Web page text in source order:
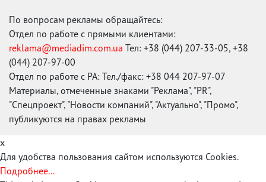
По вопросам рекламы обращайтесь:
Отдел по работе с прямыми клиентами:
reklama@mediadim.com.ua Тел: +38 (044) 207-33-05, +38
(044) 207-97-00
Отдел по работе с РА: Тел./факс: +38 044 207-97-07
Материалы, отмеченные знаками "Реклама", "PR",
"Спецпроект", "Новости компаний", "Актуально", "Промо",
публикуются на правах рекламы
x
Для удобства пользования сайтом используются Cookies.
Подробнее...